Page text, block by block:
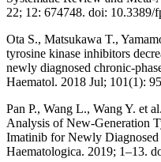
22; 12: 674748. doi: 10.3389/
Ota S., Matsukawa T.,
tyrosine kinase inhibitors
newly diagnosed chronic-
Haematol. 2018 Jul; 101(1):
Pan P., Wang L., Wang Y. et
Analysis of New-Generation
Imatinib for Newly
Haematologica. 2019; 1–13.